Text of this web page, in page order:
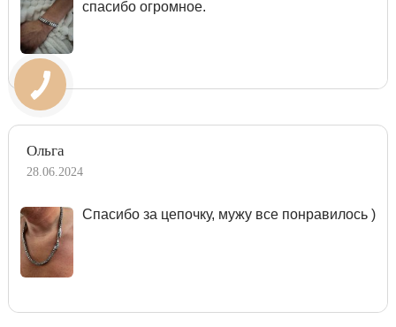
спасибо огромное.
Ольга
28.06.2024
Спасибо за цепочку, мужу все понравилось )